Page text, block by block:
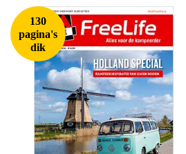
130
pagina's
dik